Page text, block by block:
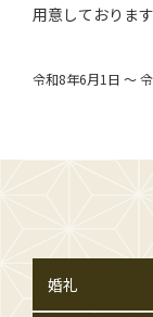
用意しておりま
令和8年6月1日 ～
婚礼